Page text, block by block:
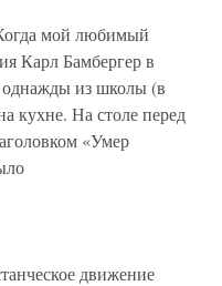
мой любимый
Карл Бамбергер в
однажды из школы (в
кухне. На столе перед
«Умер
движение